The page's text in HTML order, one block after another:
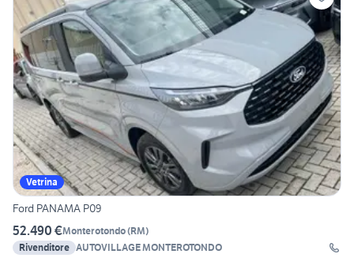
Vetrina
Ford PANAMA P09
52.490 €Monterotondo(RM)
Rivenditore AUTOVILLAGE MONTEROTONDO